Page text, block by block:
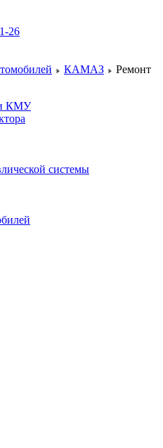
26
КАМАЗ
Ремонт
и КМУ
системы